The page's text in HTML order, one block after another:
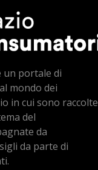
un portale di
mondo dei
in cui sono raccolte
del
da
da parte di